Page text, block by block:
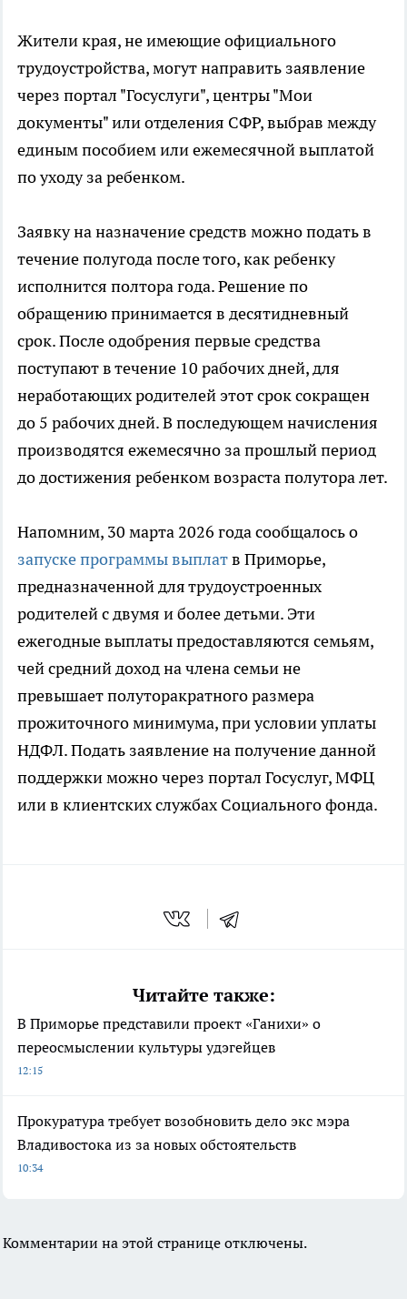
Жители края, не имеющие официального
трудоустройства, могут направить заявление
через портал "Госуслуги", центры "Мои
документы" или отделения СФР, выбрав между
единым пособием или ежемесячной выплатой
по уходу за ребенком.
Заявку на назначение средств можно подать в
течение полугода после того, как ребенку
исполнится полтора года. Решение по
обращению принимается в десятидневный
срок. После одобрения первые средства
поступают в течение 10 рабочих дней, для
неработающих родителей этот срок сокращен
до 5 рабочих дней. В последующем начисления
производятся ежемесячно за прошлый период
до достижения ребенком возраста полутора лет.
Напомним, 30 марта 2026 года сообщалось о
запуске программы выплатв Приморье,
предназначенной для трудоустроенных
родителей с двумя и более детьми. Эти
ежегодные выплаты предоставляются семьям,
чей средний доход на члена семьи не
превышает полуторакратного размера
прожиточного минимума, при условии уплаты
НДФЛ. Подать заявление на получение данной
поддержки можно через портал Госуслуг, МФЦ
или в клиентских службах Социального фонда.
Читайте также:
В Приморье представили проект «Ганихи» о
переосмыслении культуры удэгейцев
12:15
Прокуратура требует возобновить дело экс мэра
Владивостока из за новых обстоятельств
10:34
Комментарии на этой странице отключены.